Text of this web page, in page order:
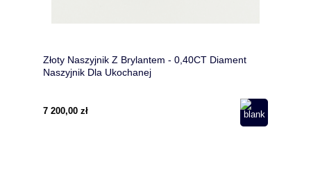
Złoty Naszyjnik Z Brylantem - 0,40CT Diament
Naszyjnik Dla Ukochanej
7 200,00 zł